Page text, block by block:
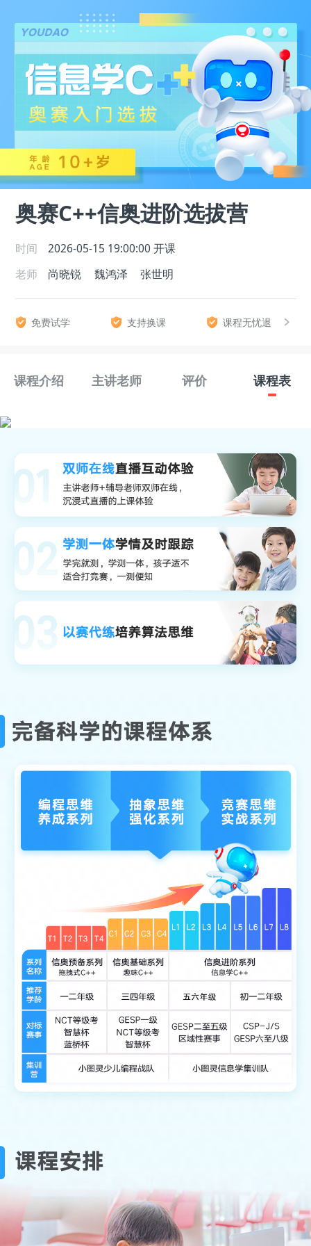
奥赛C++信奥进阶选拔营
时间 2026-05-15 19:00:00 开课
老师
尚晓锐 魏鸿泽 张世明
免费试学 支持换课 课程无忧退
课程介绍 主讲老师 评价 课程表